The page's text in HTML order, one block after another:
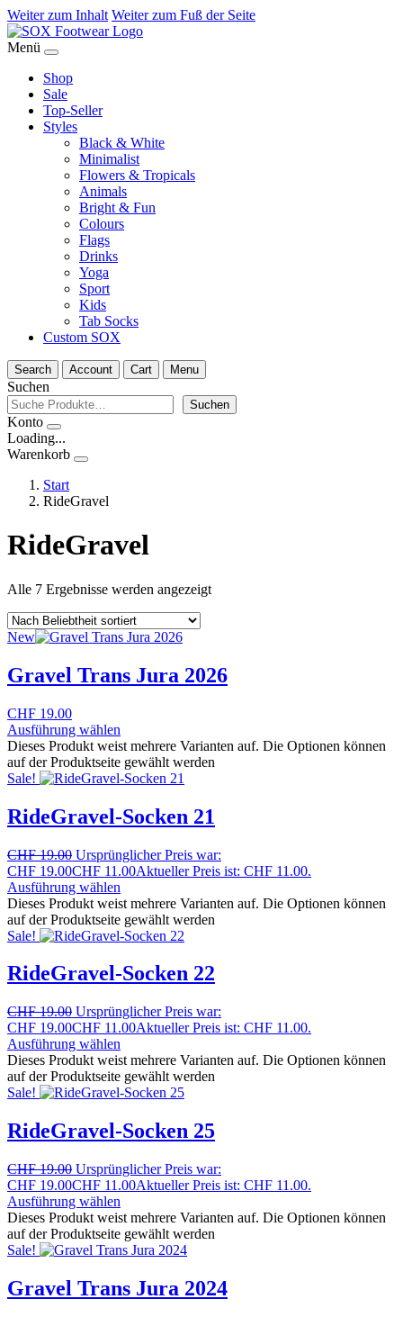
Weiter zum Inhalt Weiter zum Fuß der Seite
Menü
Shop
Sale
Top-Seller
Styles
Black & White
Minimalist
Flowers & Tropicals
Animals
Bright & Fun
Colours
Flags
Drinks
Yoga
Sport
Kids
Tab Socks
Custom SOX
Search Account Cart Menu
Suchen
Suchen
Konto
Loading...
Warenkorb
Start
RideGravel
RideGravel
Alle 7 Ergebnisse werden angezeigt
New
Gravel Trans Jura 2026
CHF 19.00
Ausführung wählen
Dieses Produkt weist mehrere Varianten auf. Die Optionen können
auf der Produktseite gewählt werden
Sale!
RideGravel-Socken 21
CHF19.00 Ursprünglicher Preis war:
CHF 19.00CHF 11.00Aktueller Preis ist: CHF 11.00.
Ausführung wählen
Dieses Produkt weist mehrere Varianten auf. Die Optionen können
auf der Produktseite gewählt werden
Sale!
RideGravel-Socken 22
CHF19.00 Ursprünglicher Preis war:
CHF 19.00CHF 11.00Aktueller Preis ist: CHF 11.00.
Ausführung wählen
Dieses Produkt weist mehrere Varianten auf. Die Optionen können
auf der Produktseite gewählt werden
Sale!
RideGravel-Socken 25
CHF19.00 Ursprünglicher Preis war:
CHF 19.00CHF 11.00Aktueller Preis ist: CHF 11.00.
Ausführung wählen
Dieses Produkt weist mehrere Varianten auf. Die Optionen können
auf der Produktseite gewählt werden
Sale!
Gravel Trans Jura 2024